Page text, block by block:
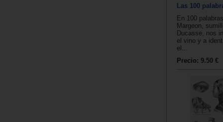
Las 100
En 100
Margeon,
Ducasse, nos
el vino y a
el...
Precio: 9.50 €